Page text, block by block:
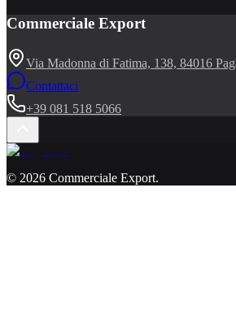
Commerciale Export
Via Madonna di Fatima, 138, 84016
Contattaci
+39 081 518 5066
© 2026 Commerciale Export.